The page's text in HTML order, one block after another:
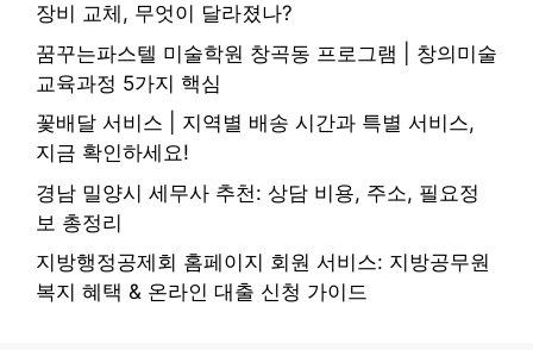
장비 교체, 무엇이 달라졌나?
꿈꾸는파스텔 미술학원 창곡동 프로그램 | 창의미술
교육과정 5가지 핵심
꽃배달 서비스 | 지역별 배송 시간과 특별 서비스,
지금 확인하세요!
경남 밀양시 세무사 추천: 상담 비용, 주소, 필요정
보 총정리
지방행정공제회 홈페이지 회원 서비스: 지방공무원
복지 혜택 & 온라인 대출 신청 가이드